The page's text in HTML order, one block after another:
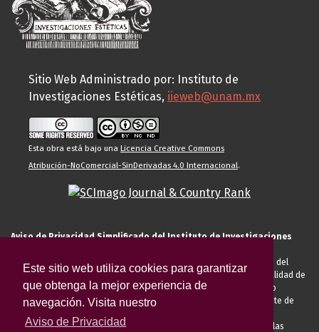
Este sitio web utiliza cookies para garantizar
que obtenga la mejor experiencia de
navegación. Visita nuestro
Aviso de Privacidad
Sitio Web Administrado por: Instituto de
Investigaciones Estéticas, iieweb@unam.mx
Esta obra está bajo una Licencia Creative Commons
Atribución-NoComercial-SinDerivadas 4.0 Internacional.
Aviso de Privacidad Simplificado del Instituto de Investigaciones
El Instituto de Investigaciones Estéticas de la UNAM, es responsable del
tratamiento de sus datos personales para el registro de usted en calidad de
alumno, docente, personal de la entidad académica, conferencista o
invitado externo (nacional o extranjero), visitante, proveedor o cliente de
anteriormente descritas u otras aquellas exigidas legalmente o por las